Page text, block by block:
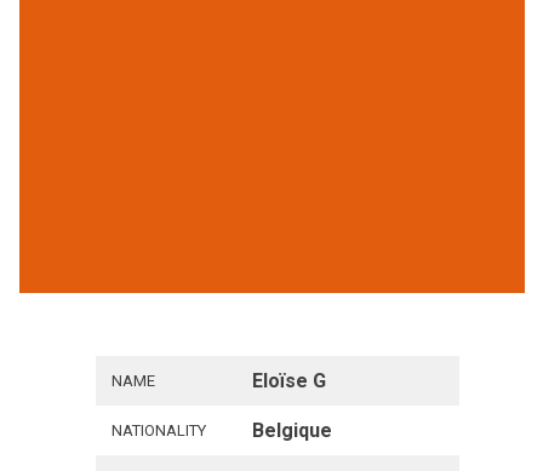
NAME Eloïse G
NATIONALITY Belgique